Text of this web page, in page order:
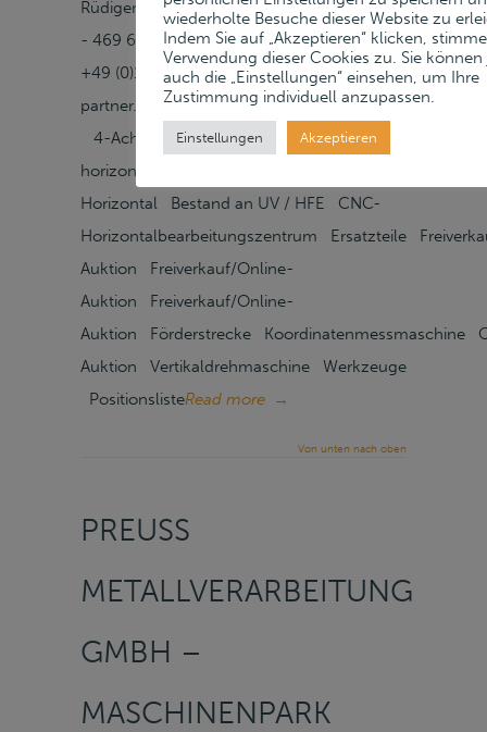
Rüdiger Metze Project Manager T +49 (0)40
- 469 666-70 F +49 (0)40 - 469 666-80 M
+49 (0)171 – 742 11 01 metze@lueders-
partner.com Kontakt speichern Kategorien
4-Achs-Doppelspindel-BAZ 4-Achs-
horizontales BAZ Bearbeitungszentrum,
Horizontal Bestand an UV / HFE CNC-
Horizontalbearbeitungszentrum Ersatzteile
Auktion Freiverkauf/Online-
Auktion Freiverkauf/Online-
Auktion Förderstrecke Koordinatenmessmaschine
Auktion Vertikaldrehmaschine Werkzeuge
PositionslisteRead more →
Von unten nach oben
PREUSS
METALLVERARBEITUNG
GMBH –
MASCHINENPARK
wiederholte Besuche dieser Website zu
Indem Sie auf „Akzeptieren“ klicken,
Verwendung dieser Cookies zu. Sie
auch die „Einstellungen“ einsehen, um Ihre
Zustimmung individuell anzupassen.
Einstellungen Akzeptieren